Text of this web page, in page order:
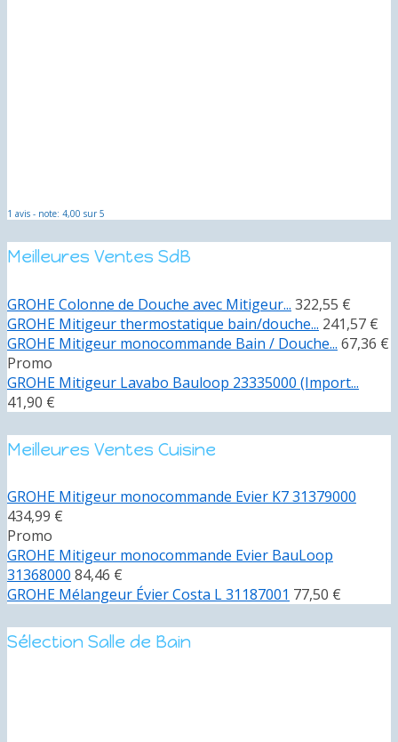
1 avis - note: 4,00 sur 5
Meilleures Ventes SdB
GROHE Colonne de Douche avec Mitigeur... 322,55 €
GROHE Mitigeur thermostatique bain/douche... 241,57 €
GROHE Mitigeur monocommande Bain / Douche... 67,36 €
Promo
GROHE Mitigeur Lavabo Bauloop 23335000 (Import...
41,90 €
Meilleures Ventes Cuisine
GROHE Mitigeur monocommande Evier K7 31379000
434,99 €
Promo
GROHE Mitigeur monocommande Evier BauLoop
31368000 84,46 €
GROHE Mélangeur Évier Costa L 31187001 77,50 €
Sélection Salle de Bain